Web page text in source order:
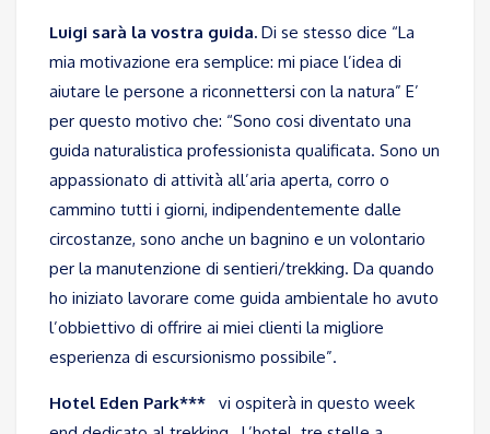
Luigi sarà la vostra guida. Di se stesso dice “La
mia motivazione era semplice: mi piace l’idea di
aiutare le persone a riconnettersi con la natura” E’
per questo motivo che: “Sono cosi diventato una
guida naturalistica professionista qualificata. Sono un
appassionato di attività all’aria aperta, corro o
cammino tutti i giorni, indipendentemente dalle
circostanze, sono anche un bagnino e un volontario
per la manutenzione di sentieri/trekking. Da quando
ho iniziato lavorare come guida ambientale ho avuto
l’obbiettivo di offrire ai miei clienti la migliore
esperienza di escursionismo possibile”.
Hotel Eden Park***
vi ospiterà in questo week